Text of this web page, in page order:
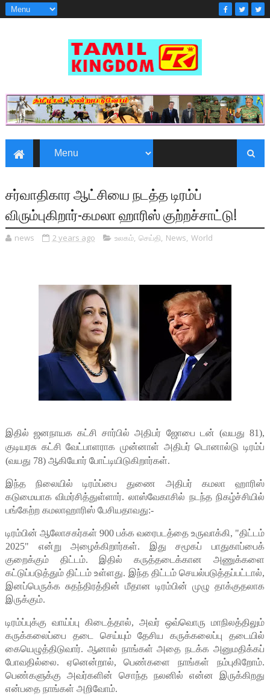
சர்வாதிகார ஆட்சியை நடத்த டிரம்ப்
விரும்புகிறார்-கமலா ஹாரிஸ் குற்றச்சாட்டு!
news 2 years ago உலகம், செய்தி, News, World
இதில் ஜனநாயக கட்சி சார்பில் அதிபர் ஜோபை டன் (வயது 81),
குடியரசு கட்சி வேட்பாளராக முன்னாள் அதிபர் டொனால்டு டிரம்ப்
(வயது 78) ஆகியோர் போட்டியிடுகிறார்கள்.
இந்த நிலையில் டிரம்ப்பை துணை அதிபர் கமலா ஹாரிஸ்
கடுமையாக விமர்சித்துள்ளார். லாஸ்வேகாசில் நடந்த நிகழ்ச்சியில்
பங்கேற்ற கமலாஹாரிஸ் பேசியதாவது:-
டிரம்பின் ஆலோசகர்கள் 900 பக்க வரைபடத்தை உருவாக்கி, "திட்டம்
2025" என்று அழைக்கிறார்கள். இது சமூகப் பாதுகாப்பைக்
குறைக்கும் திட்டம். இதில் கருத்தடைக்கான அணுக்களை
கட்டுப்படுத்தும் திட்டம் உள்ளது. இந்த திட்டம் செயல்படுத்தப்பட்டால்,
இனப்பெருக்க சுதந்திரத்தின் மீதான டிரம்பின் முழு தாக்குதலாக
இருக்கும்.
டிரம்ப்புக்கு வாய்ப்பு கிடைத்தால், அவர் ஒவ்வொரு மாநிலத்திலும்
கருக்கலைப்பை தடை செய்யும் தேசிய கருக்கலைப்பு தடையில்
கையெழுத்திடுவார். ஆனால் நாங்கள் அதை நடக்க அனுமதிக்கப்
போவதில்லை. ஏனென்றால், பெண்களை நாங்கள் நம்புகிறோம்.
பெண்களுக்கு அவர்களின் சொந்த நலனில் என்ன இருக்கிறது
என்பதை நாங்கள் அறிவோம்.